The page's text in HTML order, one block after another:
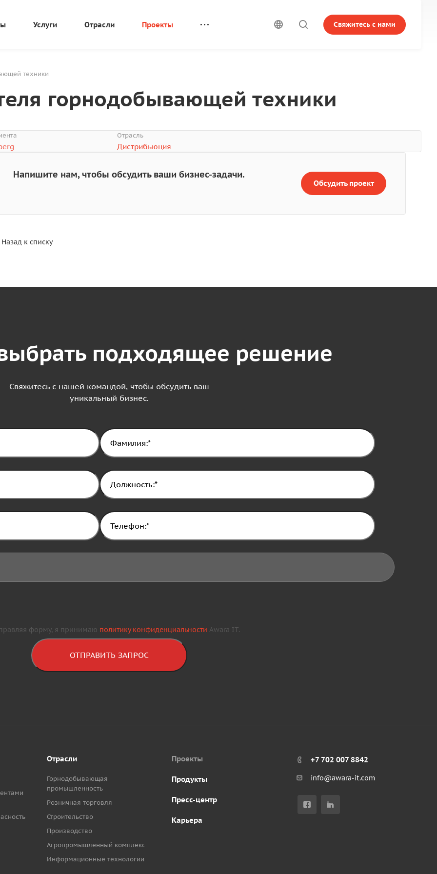
Услуги Отрасли Проекты Свяжитесь с нами
техники
горнодобывающей техники
Отрасль
Дистрибьюция
Напишите нам, чтобы обсудить ваши бизнес-задачи.
Обсудить проект
Назад к списку
подходящее решение
Свяжитесь с нашей командой, чтобы обсудить ваш
уникальный бизнес.
форму, я принимаю политику конфиденциальности Awara IT.
ОТПРАВИТЬ ЗАПРОС
Отрасли
Горнодобывающая
промышленность
Розничная торговля
Строительство
Производство
Агропромышленный комплекс
Информационные технологии
Проекты
Продукты
Пресс-центр
Карьера
+7 702 007 8842
info@awara-it.com